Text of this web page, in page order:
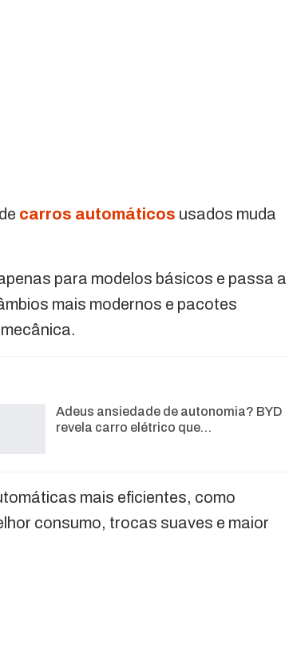
carros automáticos usados muda
para modelos básicos e passa a
mais modernos e pacotes
Adeus ansiedade de autonomia? BYD
revela carro elétrico que…
mais eficientes, como
consumo, trocas suaves e maior